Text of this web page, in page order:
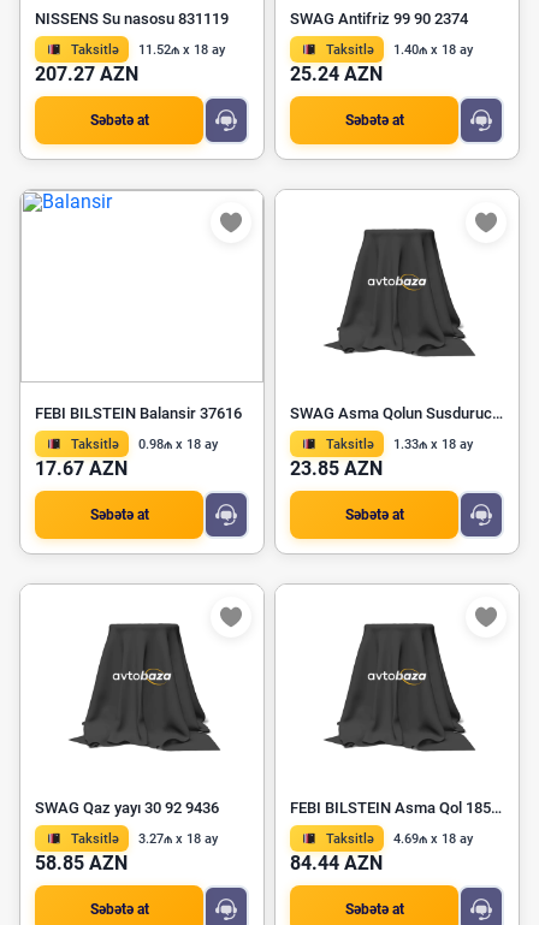
NISSENS Su nasosu 831119
Taksitlə 11.52₼ x 18 ay
207.27 AZN
Səbətə at
SWAG Antifriz 99 90 2374
Taksitlə 1.40₼ x 18 ay
25.24 AZN
Səbətə at
FEBI BILSTEIN Balansir 37616
Taksitlə 0.98₼ x 18 ay
17.67 AZN
Səbətə at
SWAG Asma Qolun Susdurucu Bloku 30 93 6457
Taksitlə 1.33₼ x 18 ay
23.85 AZN
Səbətə at
SWAG Qaz yayı 30 92 9436
Taksitlə 3.27₼ x 18 ay
58.85 AZN
Səbətə at
FEBI BILSTEIN Asma Qol 185552
Taksitlə 4.69₼ x 18 ay
84.44 AZN
Səbətə at